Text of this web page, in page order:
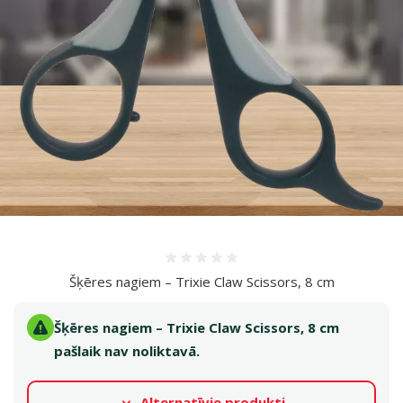
Šķēres nagiem – Trixie Claw Scissors, 8 cm
Šķēres nagiem – Trixie Claw Scissors, 8 cm
pašlaik nav noliktavā.